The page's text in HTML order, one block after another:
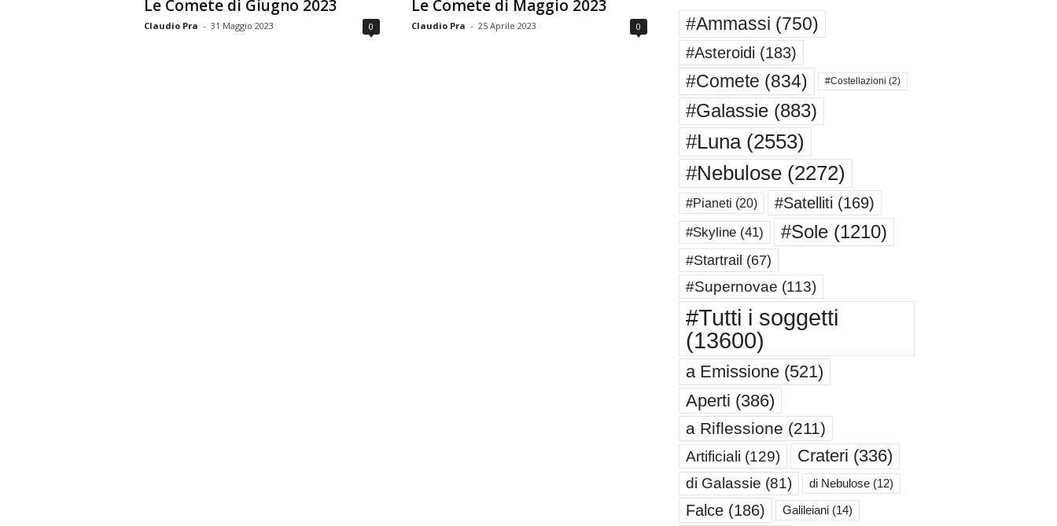
Le Comete di Giugno 2023
Claudio Pra - 31 Maggio 2023 0
Le Comete di Maggio 2023
Claudio Pra - 25 Aprile 2023 0 #Ammassi (750)
#Asteroidi (183)
#Comete (834) #Costellazioni (2)
#Galassie(883)
#Luna(2553)
#Nebulose(2272)
#Pianeti (20) #Satelliti (169)
#Skyline(41) #Sole(1210)
#Startrail (67)
#Supernovae (113)
#Tutti i soggetti
(13600)
a Emissione(521)
Aperti (386)
a Riflessione (211)
Artificiali (129) Crateri (336)
di Galassie (81) di Nebulose(12)
Falce(186) Galileiani(14)